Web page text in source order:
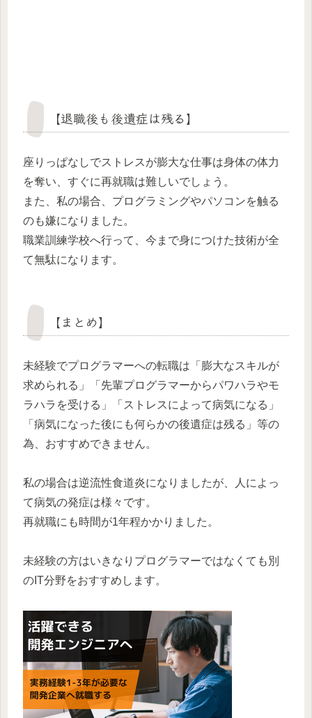
【退職後も後遺症は残る】
座りっぱなしでストレスが膨大な仕事は身体の体力
を奪い、すぐに再就職は難しいでしょう。
また、私の場合、プログラミングやパソコンを触る
のも嫌になりました。
職業訓練学校へ行って、今まで身につけた技術が全
て無駄になります。
【まとめ】
未経験でプログラマーへの転職は「膨大なスキルが
求められる」「先輩プログラマーからパワハラやモ
ラハラを受ける」「ストレスによって病気になる」
「病気になった後にも何らかの後遺症は残る」等の
為、おすすめできません。
私の場合は逆流性食道炎になりましたが、人によっ
て病気の発症は様々です。
再就職にも時間が1年程かかりました。
未経験の方はいきなりプログラマーではなくても別
のIT分野をおすすめします。